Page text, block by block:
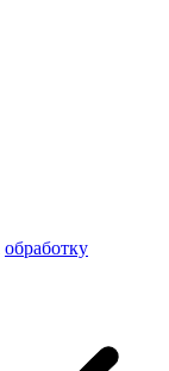
обработку